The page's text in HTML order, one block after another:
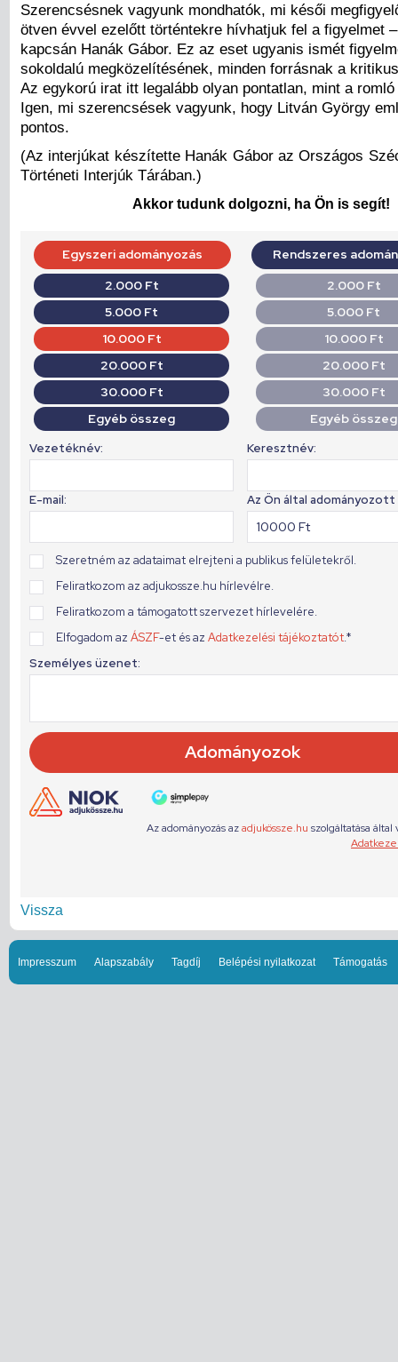
Szerencsésnek vagyunk mondhatók, mi késői
ötven évvel ezelőtt történtekre hívhatjuk fel a figyelmet
kapcsán Hanák Gábor. Ez az eset ugyanis ismét
sokoldalú megközelítésének, minden forrásnak a
Az egykorú irat itt legalább olyan pontatlan, mint a
Igen, mi szerencsések vagyunk, hogy Litván György
pontos.
(Az interjúkat készítette Hanák Gábor az Országos
Történeti Interjúk Tárában.)
Akkor tudunk dolgozni, ha Ön is segít!
Vissza
Impresszum Alapszabály Tagdíj Belépési nyilatkozat Támogatás